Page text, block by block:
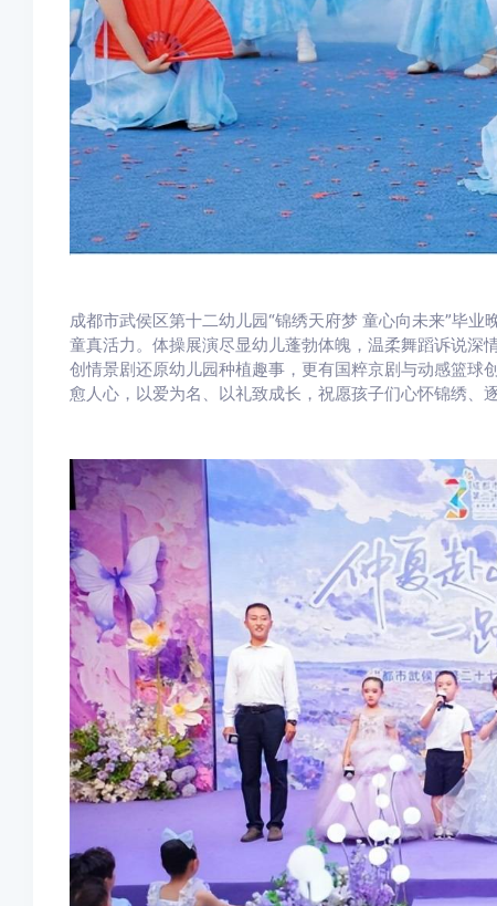
成都市武侯区第十二幼儿园“锦绣天府梦 童心向未来”毕
童真活力。体操展演尽显幼儿蓬勃体魄，温柔舞蹈诉说深
创情景剧还原幼儿园种植趣事，更有国粹京剧与动感篮球
愈人心，以爱为名、以礼致成长，祝愿孩子们心怀锦绣、逐